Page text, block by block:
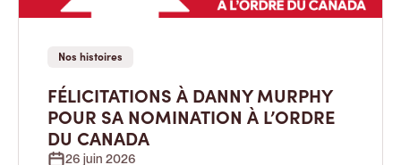
Nos histoires
FÉLICITATIONS À DANNY MURPHY
POUR SA NOMINATION À L’ORDRE
DU CANADA
26 juin 2026